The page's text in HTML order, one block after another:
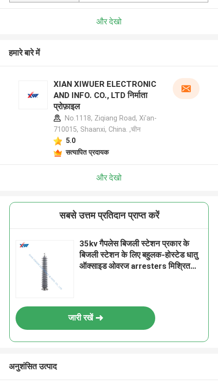
और देखो
हमारे बारे में
XIAN XIWUER ELECTRONIC
AND INFO. CO., LTD निर्माता
प्रोफ़ाइल
No.1118, Ziqiang Road, Xi'an-
710015, Shaanxi, China. ,चीन
5.0
सत्यापित प्रदायक
और देखो
सबसे उत्तम प्रतिदान प्राप्त करें
35kv गैपलेस बिजली स्टेशन प्रकार के
बिजली स्टेशन के लिए बहुलक-होस्टेड धातु
ऑक्साइड ओवरज arresters मिश्रित
जारी रखें
अनुशंसित उत्पाद